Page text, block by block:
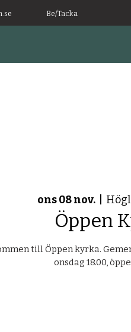
Be/Tacka
ons 08 nov.
  |
Öppen
till Öppen kyrka.
onsdag 18.00,